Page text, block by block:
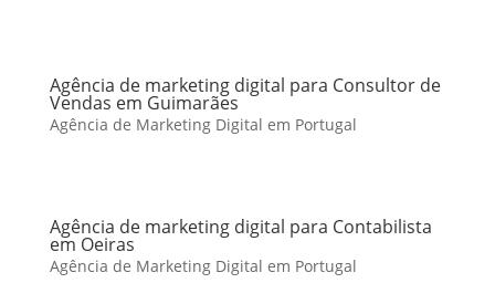
Agência de marketing digital para Consultor de
Vendas em Guimarães
Agência de Marketing Digital em Portugal
Agência de marketing digital para Contabilista
em Oeiras
Agência de Marketing Digital em Portugal